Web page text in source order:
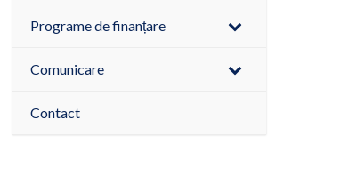
Programe de finanțare
Comunicare
Contact